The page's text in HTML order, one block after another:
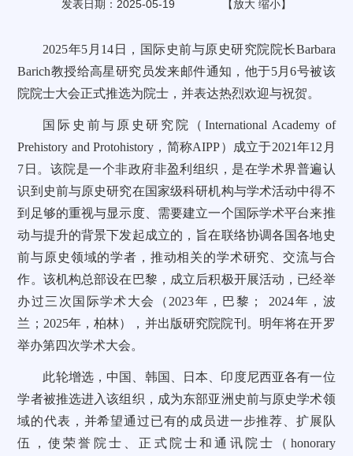
发表日期：2025-05-19 【放大 缩小】
2025年5月14日，国际史前与原史研究院院长Barbara
Barich教授给高星研究员发来邮件通知，他于5月6号被该
院院士大会正式推选为院士，并表达热烈欢迎与祝贺。
国际史前与原史研究院（International Academy of
Prehistory and Protohistory，简称AIPP）成立于2021年12月
7日。该院是一个非政府非盈利组织，是在学术界普遍认
识到史前与原史研究在国家级科研机构与学术活动中得不
到足够的重视与显示度、需要建立一个国际学术平台来推
动与提升的背景下发起成立的，旨在联络协调各国各地史
前与原史领域的学者，推动相关的学术研究、交流与合
作。该机构总部设在巴黎，成立后积极开展活动，已经举
办过三次国际学术大会（2023年，巴黎； 2024年，波
兰；2025年，柏林），并出版研究院院刊。明年将在开罗
举办第四次学术大会。
此轮增选，中国、韩国、日本、印度尼西亚各有一位
学者被推选进入该组织，成为东部亚洲史前与原史学术领
域的代表，并希望通过已有的成员进一步推荐、扩展队
伍，使荣誉院士、正式院士和通讯院士（honorary